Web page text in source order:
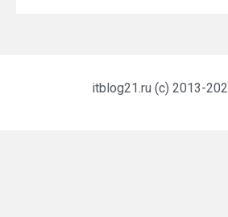
itblog21.ru (c) 2013-